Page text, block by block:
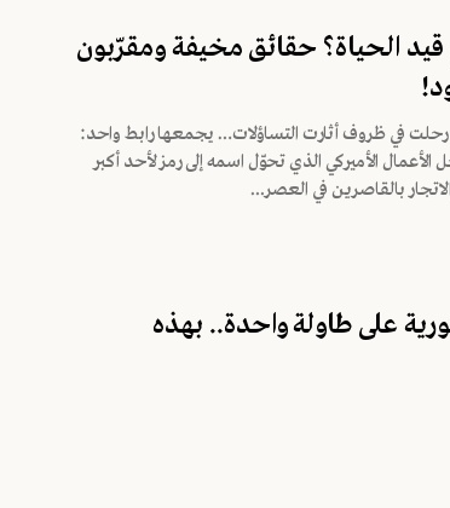
قيد الحياة؟ حقائق مخيفة ومقرّبون
في ظروف أثارت التساؤلات… يجمعها رابط واحد:
الأميركي الذي تحوّل اسمه إلى رمز لأحد أكبر
بالقاصرين في العصر...
على طاولة واحدة.. بهذه